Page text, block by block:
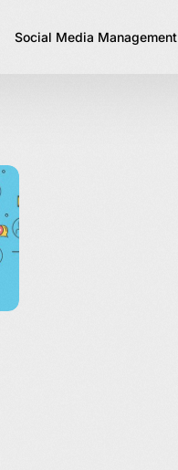
Social Media Management